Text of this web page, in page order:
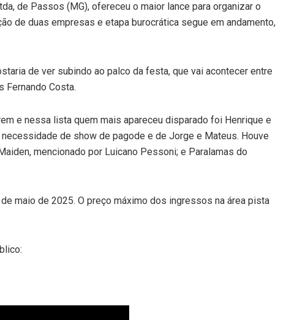
de Passos (MG), ofereceu o maior lance para organizar o
de duas empresas e etapa burocrática segue em andamento,
de ver subindo ao palco da festa, que vai acontecer entre
Fernando Costa.
e nessa lista quem mais apareceu disparado foi Henrique e
de show de pagode e de Jorge e Mateus. Houve
mencionado por Luicano Pessoni; e Paralamas do
maio de 2025. O preço máximo dos ingressos na área pista